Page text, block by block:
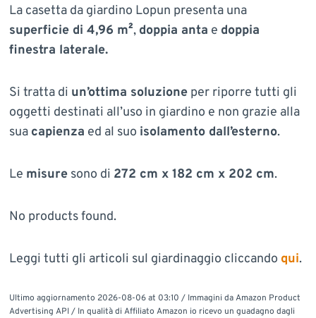
La casetta da giardino Lopun presenta una
superficie di 4,96 m², doppia anta e doppia
finestra laterale.
Si tratta di un’ottima soluzioneper riporre tutti gli
oggetti destinati all’uso in giardino e non grazie alla
sua capienza ed al suo isolamento dall’esterno.
Le misuresono di 272 cm x 182 cm x 202 cm.
No products found.
Leggi tutti gli articoli sul giardinaggio cliccando qui.
Ultimo aggiornamento 2026-08-06 at 03:10 / Immagini da Amazon Product
Advertising API / In qualità di Affiliato Amazon io ricevo un guadagno dagli